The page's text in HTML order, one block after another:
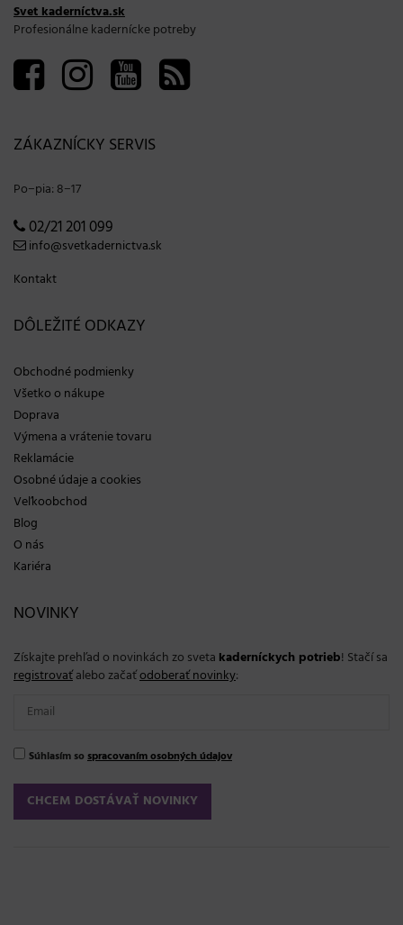
Svet kaderníctva.sk
Profesionálne kadernícke potreby
ZÁKAZNÍCKY SERVIS
Po−pia: 8−17
02/21 201 099
info@svetkadernictva.sk
Kontakt
DÔLEŽITÉ ODKAZY
Obchodné podmienky
Všetko o nákupe
Doprava
Výmena a vrátenie tovaru
Reklamácie
Osobné údaje a cookies
Veľkoobchod
Blog
O nás
Kariéra
NOVINKY
Získajte prehľad o novinkách zo sveta kaderníckych potrieb! Stačí sa
registrovaťalebo začaťodoberať novinky:
Súhlasím so spracovaním osobných údajov